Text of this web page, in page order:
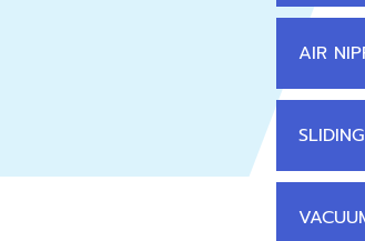
AIR